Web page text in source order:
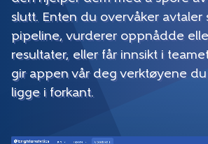
slutt. Enten du overvåker avtaler
pipeline, vurderer oppnådde
resultater, eller får innsikt i
gir appen vår deg verktøyene
ligge i forkant.